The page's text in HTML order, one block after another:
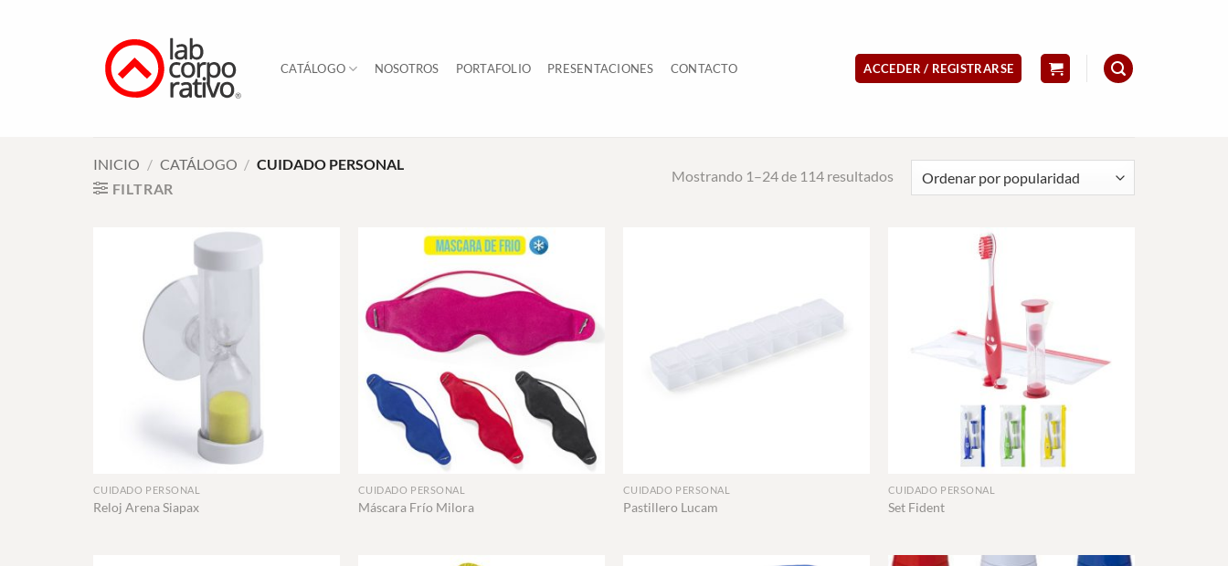
CATÁLOGO NOSOTROS PORTAFOLIO PRESENTACIONES CONTACTO ACCEDER / REGISTRARSE
INICIO / CATÁLOGO / CUIDADO PERSONAL
FILTRAR
Mostrando 1–24 de 114 resultadosOrdenado
por
CUIDADO PERSONAL
Reloj Arena Siapax
CUIDADO PERSONAL
Máscara Frío Milora
CUIDADO PERSONAL
Pastillero Lucam
CUIDADO PERSONAL
Set Fident